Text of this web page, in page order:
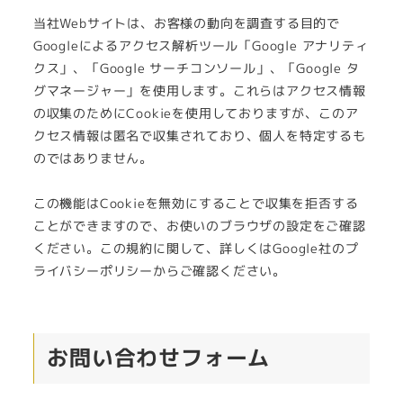
当社Webサイトは、お客様の動向を調査する目的で
Googleによるアクセス解析ツール「Google アナリティ
クス」、「Google サーチコンソール」、「Google タ
グマネージャー」を使用します。これらはアクセス情報
の収集のためにCookieを使用しておりますが、このア
クセス情報は匿名で収集されており、個人を特定するも
のではありません。
この機能はCookieを無効にすることで収集を拒否する
ことができますので、お使いのブラウザの設定をご確認
ください。この規約に関して、詳しくはGoogle社のプ
ライバシーポリシーからご確認ください。
お問い合わせフォーム